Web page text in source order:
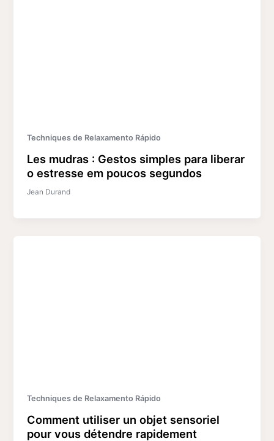
Techniques de Relaxamento Rápido
Les mudras : Gestos simples para liberar
o estresse em poucos segundos
Jean Durand
Techniques de Relaxamento Rápido
Comment utiliser un objet sensoriel
pour vous détendre rapidement